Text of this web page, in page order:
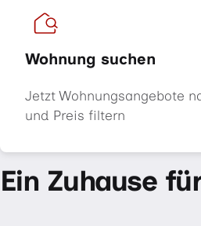
Wohnung suchen
Jetzt Wohnungsangebote
und Preis filtern
Ein Zuhause